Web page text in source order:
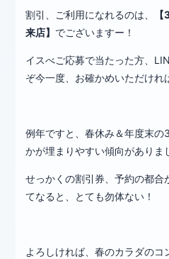
割引、ご利用になれるのは、
来店】 でございますー！
イスべご応募で当たった方、
ぞ今一度、お確かめいただけれ
例年ですと、春休み＆年度末の
かが埋まりやすい傾向がありま
せっかくの割引券、予約の都合
てなると、とても勿体ない！
よろしければ、春のカラダのコ